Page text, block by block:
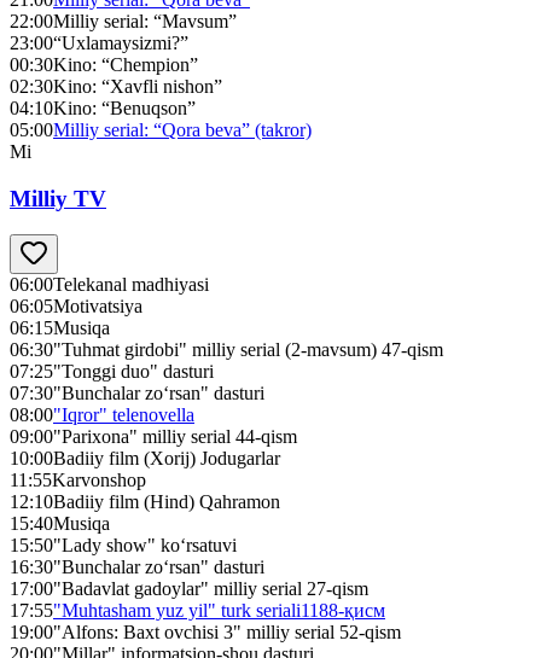
22:00Milliy serial: “Mavsum”
23:00“Uxlamaysizmi?”
00:30Kino: “Chempion”
02:30Kino: “Xavfli nishon”
04:10Kino: “Benuqson”
05:00Milliy serial: “Qora beva” (takror)
Mi
Milliy TV
06:00Telekanal madhiyasi
06:05Motivatsiya
06:15Musiqa
06:30"Tuhmat girdobi" milliy serial (2-mavsum) 47-qism
07:25"Tonggi duo" dasturi
07:30"Bunchalar zo‘rsan" dasturi
08:00"Iqror" telenovella
09:00"Parixona" milliy serial 44-qism
10:00Badiiy film (Xorij) Jodugarlar
11:55Karvonshop
12:10Badiiy film (Hind) Qahramon
15:40Musiqa
15:50"Lady show" ko‘rsatuvi
16:30"Bunchalar zo‘rsan" dasturi
17:00"Badavlat gadoylar" milliy serial 27-qism
17:55"Muhtasham yuz yil" turk seriali1188-қисм
19:00"Alfons: Baxt ovchisi 3" milliy serial 52-qism